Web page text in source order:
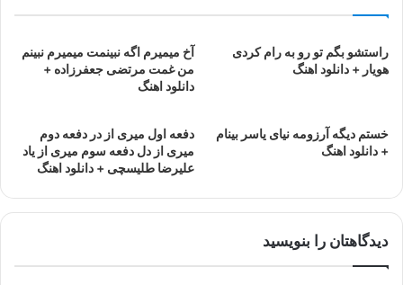
راستشو بگم تو رو به رام کردی
هویار + دانلود اهنگ
آخ میمیرم اگه نبینمت میمیرم نبینم
من غمت مرتضی جعفرزاده +
دانلود اهنگ
خستم دیگه آرزومه نیای یاسر بینام
+ دانلود اهنگ
دفعه اول میری از در دفعه دوم
میری از دل دفعه سوم میری از یاد
علیرضا طلیسچی + دانلود اهنگ
دیدگاهتان را بنویسید